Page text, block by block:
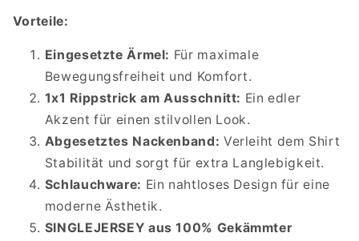
Vorteile:
Eingesetzte Ärmel: Für maximale
Bewegungsfreiheit und Komfort.
1x1 Rippstrick am Ausschnitt: Ein edler
Akzent für einen stilvollen Look.
Abgesetztes Nackenband: Verleiht dem Shirt
Stabilität und sorgt für extra Langlebigkeit.
Schlauchware: Ein nahtloses Design für eine
moderne Ästhetik.
SINGLEJERSEY aus 100% Gekämmter